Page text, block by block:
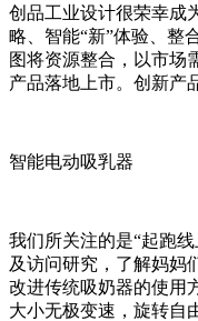
创品工业设计很荣幸成
略、智能“新”体验、整
图将资源整合，以市场
产品落地上市。创新产
智能电动吸乳器
我们所关注的是“起跑
及访问研究，了解妈妈
改进传统吸奶器的使用
大小无极变速，旋转自